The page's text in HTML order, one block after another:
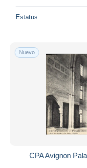
Estatus
Nuevo
CPA Avignon